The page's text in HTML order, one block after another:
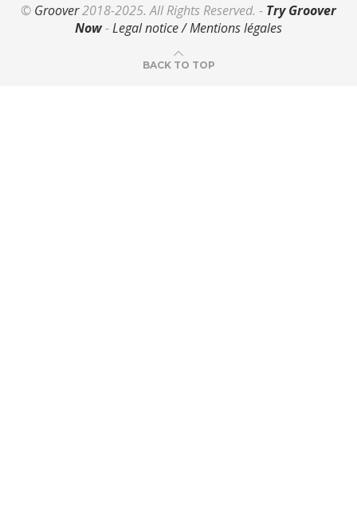
© Groover2018-2025. All Rights Reserved. - Try Groover
Now-Legal notice / Mentions légales
BACK TO TOP